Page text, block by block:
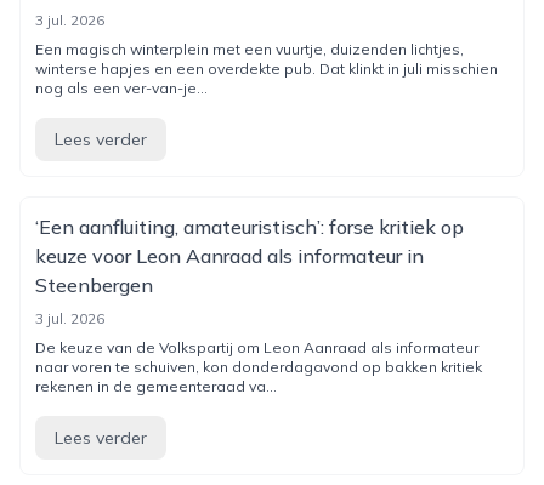
3 jul. 2026
Een magisch winterplein met een vuurtje, duizenden lichtjes,
winterse hapjes en een overdekte pub. Dat klinkt in juli misschien
nog als een ver-van-je...
Lees verder
‘Een aanfluiting, amateuristisch’: forse kritiek op
keuze voor Leon Aanraad als informateur in
Steenbergen
3 jul. 2026
De keuze van de Volkspartij om Leon Aanraad als informateur
naar voren te schuiven, kon donderdagavond op bakken kritiek
rekenen in de gemeenteraad va...
Lees verder